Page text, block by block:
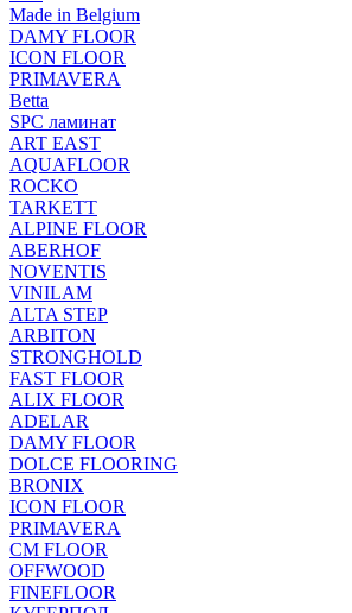
Made in Belgium
DAMY FLOOR
ICON FLOOR
PRIMAVERA
Betta
SPC ламинат
ART EAST
AQUAFLOOR
ROCKO
TARKETT
ALPINE FLOOR
ABERHOF
NOVENTIS
VINILAM
ALTA STEP
ARBITON
STRONGHOLD
FAST FLOOR
ALIX FLOOR
ADELAR
DAMY FLOOR
DOLCE FLOORING
BRONIX
ICON FLOOR
PRIMAVERA
CM FLOOR
OFFWOOD
FINEFLOOR